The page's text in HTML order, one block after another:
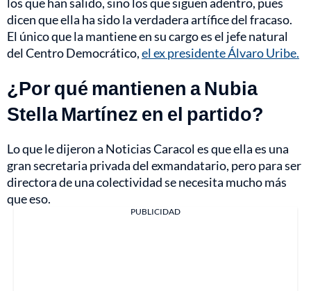
dicen que ella ha sido la verdadera artífice del fracaso.
El único que la mantiene en su cargo es el jefe natural
del Centro Democrático,el ex presidente Álvaro Uribe.
¿Por qué mantienen a Nubia
Stella Martínez en el partido?
Lo que le dijeron a Noticias Caracol es que ella es una
gran secretaria privada del exmandatario, pero para ser
directora de una colectividad se necesita mucho más
que eso.
PUBLICIDAD